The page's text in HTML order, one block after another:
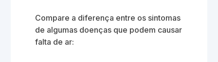
Compare a diferença entre os sintomas
de algumas doenças que podem causar
falta de ar: